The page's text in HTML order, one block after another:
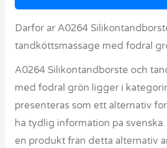
Darfor ar A0264
tandköttsmassage med fodral
A0264 Silikontandborste och
med fodral grön ligger i
presenteras som ett alternativ
ha tydlig information pa
en produkt fran detta alternativ